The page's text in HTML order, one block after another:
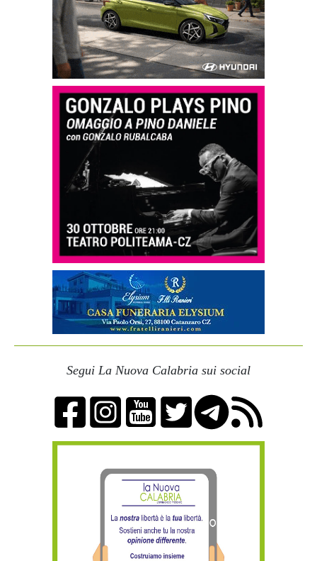
Segui La Nuova Calabria sui social